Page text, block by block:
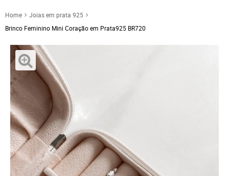
Home
Joias em prata 925
Brinco Feminino Mini Coração em Prata925 BR720